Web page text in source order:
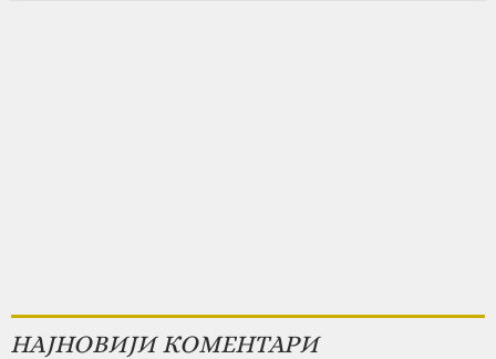
НАЈНОВИЈИ КОМЕНТАРИ